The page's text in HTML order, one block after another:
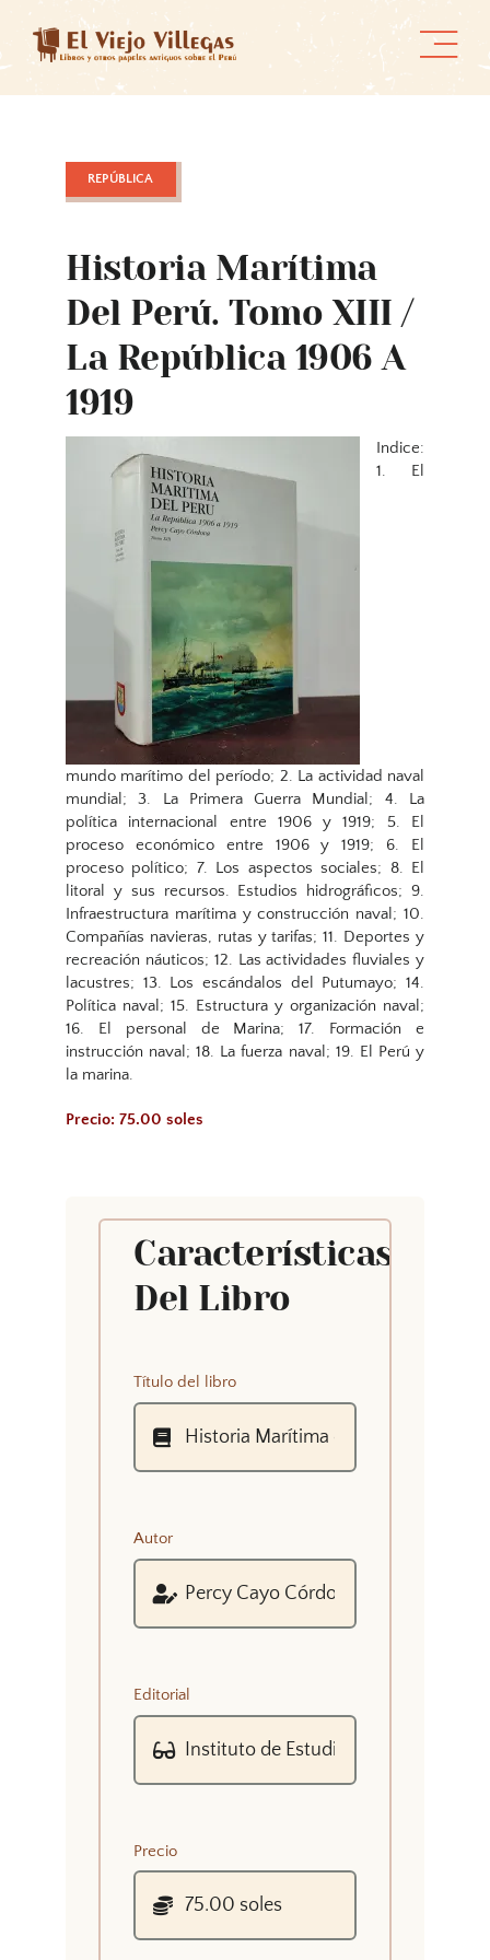
content
REPÚBLICA
Historia Marítima
Del Perú. Tomo XIII /
La República 1906 A
1919
Indice:
1. El
mundo marítimo del período; 2. La actividad naval
mundial; 3. La Primera Guerra Mundial; 4. La
política internacional entre 1906 y 1919; 5. El
proceso económico entre 1906 y 1919; 6. El
proceso político; 7. Los aspectos sociales; 8. El
litoral y sus recursos. Estudios hidrográficos; 9.
Infraestructura marítima y construcción naval; 10.
Compañías navieras, rutas y tarifas; 11. Deportes y
recreación náuticos; 12. Las actividades fluviales y
lacustres; 13. Los escándalos del Putumayo; 14.
Política naval; 15. Estructura y organización naval;
16. El personal de Marina; 17. Formación e
instrucción naval; 18. La fuerza naval; 19. El Perú y
la marina.
Precio: 75.00 soles
Características
Del Libro
Título del libro
Autor
Editorial
Precio